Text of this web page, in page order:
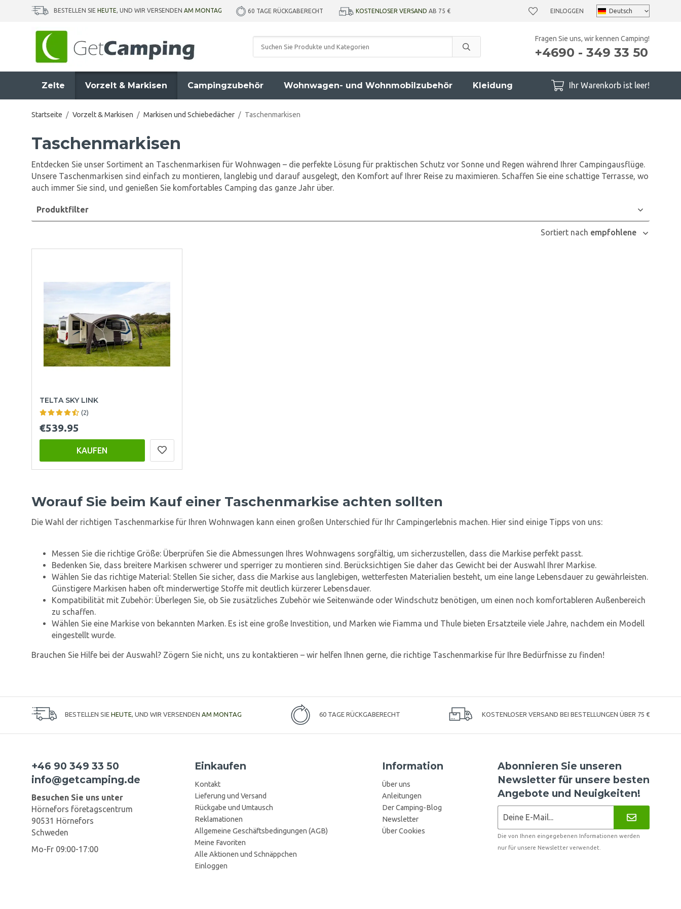
BESTELLEN SIE HEUTE, UND WIR VERSENDEN AM MONTAG 60 TAGE RÜCKGABERECHT KOSTENLOSER VERSAND AB 75 € EINLOGGEN
Fragen Sie uns, wir kennen Camping!
+4690 - 349 33 50
Zelte Vorzelt & Markisen Campingzubehör Wohnwagen- und Wohnmobilzubehör Kleidung Ihr Warenkorb ist leer!
Startseite / Vorzelt & Markisen / Markisen und Schiebedächer / Taschenmarkisen
Taschenmarkisen
Entdecken Sie unser Sortiment an Taschenmarkisen für Wohnwagen – die perfekte Lösung für praktischen Schutz vor Sonne und Regen während Ihrer Campingausflüge.
Unsere Taschenmarkisen sind einfach zu montieren, langlebig und darauf ausgelegt, den Komfort auf Ihrer Reise zu maximieren. Schaffen Sie eine schattige Terrasse, wo
auch immer Sie sind, und genießen Sie komfortables Camping das ganze Jahr über.
Produktfilter
Sortiert nach empfohlene
TELTA SKY LINK
(2)
€539.95
KAUFEN
Worauf Sie beim Kauf einer Taschenmarkise achten sollten
Die Wahl der richtigen Taschenmarkise für Ihren Wohnwagen kann einen großen Unterschied für Ihr Campingerlebnis machen. Hier sind einige Tipps von uns:
Messen Sie die richtige Größe: Überprüfen Sie die Abmessungen Ihres Wohnwagens sorgfältig, um sicherzustellen, dass die Markise perfekt passt.
Bedenken Sie, dass breitere Markisen schwerer und sperriger zu montieren sind. Berücksichtigen Sie daher das Gewicht bei der Auswahl Ihrer Markise.
Wählen Sie das richtige Material: Stellen Sie sicher, dass die Markise aus langlebigen, wetterfesten Materialien besteht, um eine lange Lebensdauer zu gewährleisten.
Günstigere Markisen haben oft minderwertige Stoffe mit deutlich kürzerer Lebensdauer.
Kompatibilität mit Zubehör: Überlegen Sie, ob Sie zusätzliches Zubehör wie Seitenwände oder Windschutz benötigen, um einen noch komfortableren Außenbereich
zu schaffen.
Wählen Sie eine Markise von bekannten Marken. Es ist eine große Investition, und Marken wie Fiamma und Thule bieten Ersatzteile viele Jahre, nachdem ein Modell
eingestellt wurde.
Brauchen Sie Hilfe bei der Auswahl? Zögern Sie nicht, uns zu kontaktieren – wir helfen Ihnen gerne, die richtige Taschenmarkise für Ihre Bedürfnisse zu finden!
BESTELLEN SIE HEUTE, UND WIR VERSENDEN AM MONTAG 60 TAGE RÜCKGABERECHT KOSTENLOSER VERSAND BEI BESTELLUNGEN ÜBER 75 €
+46 90 349 33 50
info@getcamping.de
Besuchen Sie uns unter
Hörnefors företagscentrum
90531 Hörnefors
Schweden
Mo-Fr 09:00-17:00
Einkaufen
Kontakt
Lieferung und Versand
Rückgabe und Umtausch
Reklamationen
Allgemeine Geschäftsbedingungen (AGB)
Meine Favoriten
Alle Aktionen und Schnäppchen
Einloggen
Information
Über uns
Anleitungen
Der Camping-Blog
Newsletter
Über Cookies
Abonnieren Sie unseren
Newsletter für unsere besten
Angebote und Neuigkeiten!
Die von Ihnen eingegebenen Informationen werden
nur für unsere Newsletter verwendet.